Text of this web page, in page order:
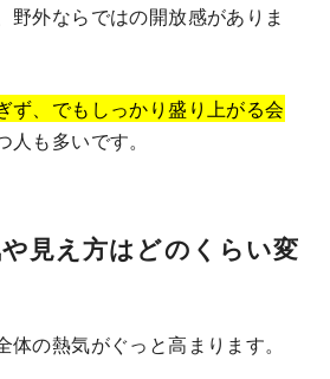
野外ならではの開放感がありま
ず、でもしっかり盛り上がる会
も多いです。
見え方はどのくらい変
の熱気がぐっと高まります。